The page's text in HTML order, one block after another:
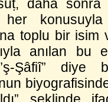
, daha
her
toplu bir
anılan bu
Şâfiî”